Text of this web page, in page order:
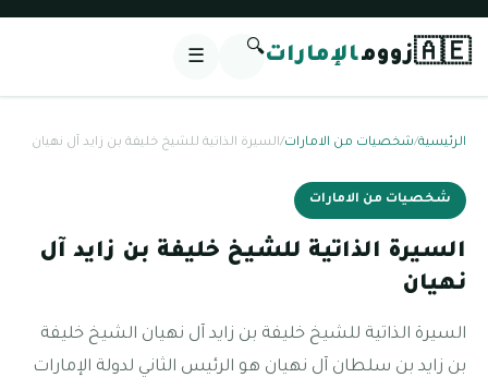
🇦🇪زوومالإمارات🔍
☰
الرئيسية/شخصيات من الامارات/السيرة الذاتية للشيخ خليفة بن زايد آل نهيان
شخصيات من الامارات
السيرة الذاتية للشيخ خليفة بن زايد آل
نهيان
السيرة الذاتية للشيخ خليفة بن زايد آل نهيان الشيخ خليفة
بن زايد بن سلطان آل نهيان هو الرئيس الثاني لدولة الإمارات